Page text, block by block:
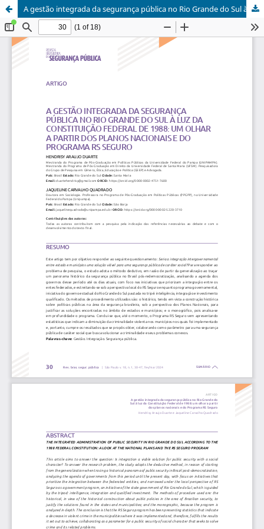
A gestão integrada da segurança pública no Rio Grande do Sul à luz da Constituição Federal de 1988